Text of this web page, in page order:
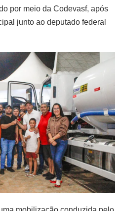
por meio da Codevasf, após
junto ao deputado federal